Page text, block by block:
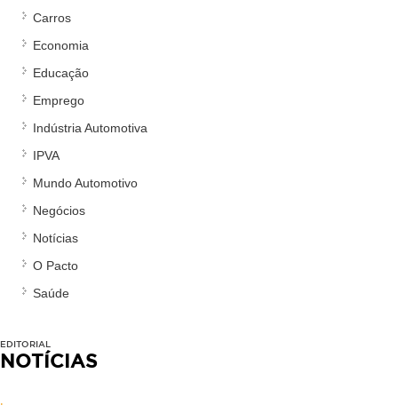
Carros
Economia
Educação
Emprego
Indústria Automotiva
IPVA
Mundo Automotivo
Negócios
Notícias
O Pacto
Saúde
EDITORIAL
NOTÍCIAS
.